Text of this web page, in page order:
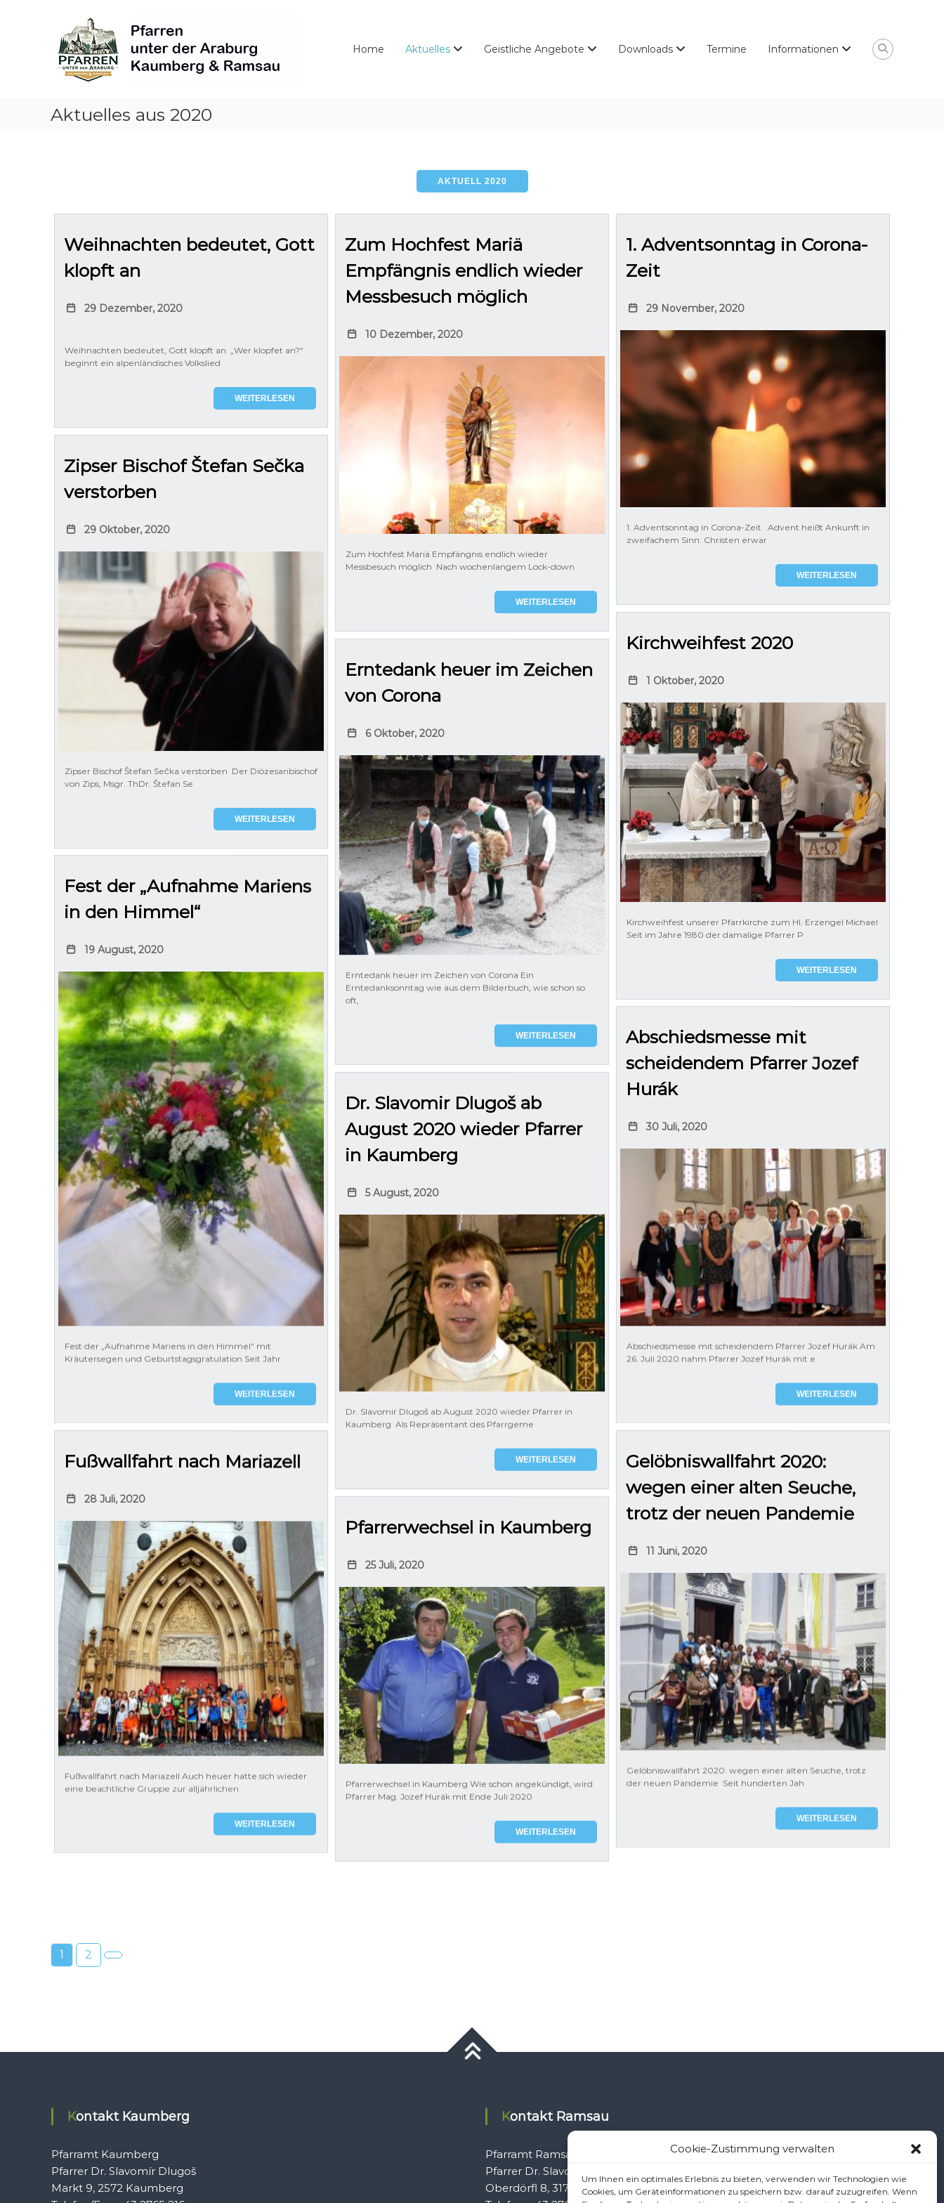
Cookie-Zustimmung verwalten
Um Ihnen ein optimales Erlebnis zu bieten, verwenden wir Technologien wie
Cookies, um Geräteinformationen zu speichern bzw. darauf zuzugreifen. Wenn
Pfarren
unter
derAraburg
in
Kaumberg
Home Aktuelles Geistliche Angebote Downloads Termine Informationen
Aktuelles aus 2020
AKTUELL 2020
Weihnachten bedeutet, Gott
klopft an
29 Dezember, 2020
Weihnachten bedeutet, Gott klopft an „Wer klopfet an?“
beginnt ein alpenländisches Volkslied
WEITERLESEN
Zum Hochfest Mariä
Empfängnis endlich wieder
Messbesuch möglich
10 Dezember, 2020
Zum Hochfest Mariä Empfängnis endlich wieder
Messbesuch möglich Nach wochenlangem Lock-down
WEITERLESEN
1. Adventsonntag in Corona-
Zeit
29 November, 2020
1. Adventsonntag in Corona-Zeit Advent heißt Ankunft in
zweifachem Sinn: Christen erwar
WEITERLESEN
Zipser Bischof Štefan Sečka
verstorben
29 Oktober, 2020
Zipser Bischof Štefan Sečka verstorben Der Diözesanbischof
von Zips, Msgr. ThDr. Štefan Se
WEITERLESEN
Erntedank heuer im Zeichen
von Corona
6 Oktober, 2020
Erntedank heuer im Zeichen von Corona Ein
Erntedanksonntag wie aus dem Bilderbuch, wie schon so
oft,
WEITERLESEN
Kirchweihfest 2020
1 Oktober, 2020
Kirchweihfest unserer Pfarrkirche zum Hl. Erzengel Michael
Seit im Jahre 1980 der damalige Pfarrer P
WEITERLESEN
Fest der „Aufnahme Mariens
in den Himmel“
19 August, 2020
Fest der „Aufnahme Mariens in den Himmel“ mit
Kräutersegen und Geburtstagsgratulation Seit Jahr
WEITERLESEN
Dr. Slavomir Dlugoš ab
August 2020 wieder Pfarrer
in Kaumberg
5 August, 2020
Dr. Slavomir Dlugoš ab August 2020 wieder Pfarrer in
Kaumberg Als Repräsentant des Pfarrgeme
WEITERLESEN
Abschiedsmesse mit
scheidendem Pfarrer Jozef
Hurák
30 Juli, 2020
Abschiedsmesse mit scheidendem Pfarrer Jozef Hurák Am
26. Juli 2020 nahm Pfarrer Jozef Hurák mit e
WEITERLESEN
Fußwallfahrt nach Mariazell
28 Juli, 2020
Fußwallfahrt nach Mariazell Auch heuer hatte sich wieder
eine beachtliche Gruppe zur alljährlichen
WEITERLESEN
Pfarrerwechsel in Kaumberg
25 Juli, 2020
Pfarrerwechsel in Kaumberg Wie schon angekündigt, wird
Pfarrer Mag. Jozef Hurák mit Ende Juli 2020
WEITERLESEN
Gelöbniswallfahrt 2020:
wegen einer alten Seuche,
trotz der neuen Pandemie
11 Juni, 2020
Gelöbniswallfahrt 2020: wegen einer alten Seuche, trotz
der neuen Pandemie Seit hunderten Jah
WEITERLESEN
1 2
Kontakt Kaumberg
Pfarramt Kaumberg
Pfarrer Dr. Slavomír Dlugoš
Markt 9, 2572 Kaumberg
Kontakt Ramsau
Pfarramt Ramsau
Pfarrer Dr. Slavomír Dlugoš
Oberdörfl 8, 3172 Ramsau